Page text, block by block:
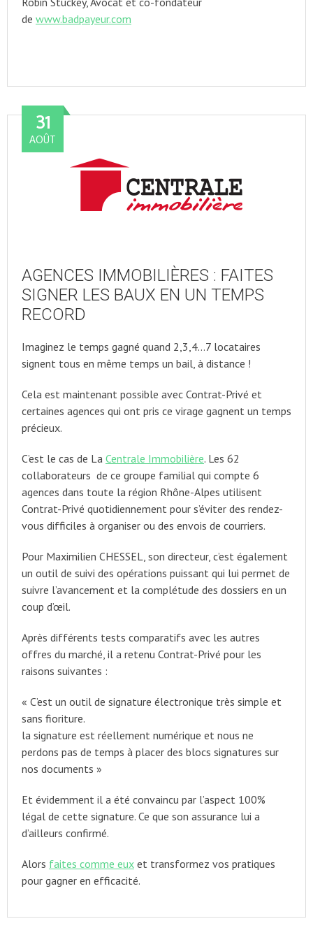
de www.badpayeur.com
AGENCES IMMOBILIÈRES : FAITES
SIGNER LES BAUX EN UN TEMPS
RECORD
31
AOÛT
Imaginez le temps gagné quand 2,3,4…7 locataires
signent tous en même temps un bail, à distance !
Cela est maintenant possible avec Contrat-Privé et
certaines agences qui ont pris ce virage gagnent un temps
précieux.
C’est le cas de La Centrale Immobilière. Les 62
collaborateurs de ce groupe familial qui compte 6
agences dans toute la région Rhône-Alpes utilisent
Contrat-Privé quotidiennement pour s’éviter des rendez-
vous difficiles à organiser ou des envois de courriers.
Pour Maximilien CHESSEL, son directeur, c’est également
un outil de suivi des opérations puissant qui lui permet de
suivre l’avancement et la complétude des dossiers en un
coup d’œil.
Après différents tests comparatifs avec les autres
offres du marché, il a retenu Contrat-Privé pour les
raisons suivantes :
« C’est un outil de signature électronique très simple et
sans fioriture.
la signature est réellement numérique et nous ne
perdons pas de temps à placer des blocs signatures sur
nos documents »
Et évidemment il a été convaincu par l’aspect 100%
légal de cette signature. Ce que son assurance lui a
d’ailleurs confirmé.
Alors faites comme eux et transformez vos pratiques
pour gagner en efficacité.